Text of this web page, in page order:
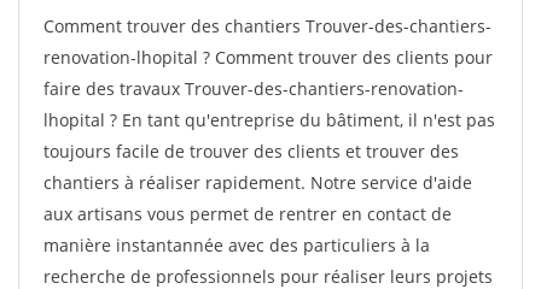
Comment trouver des chantiers Trouver-des-chantiers-
renovation-lhopital ? Comment trouver des clients pour
faire des travaux Trouver-des-chantiers-renovation-
lhopital ? En tant qu'entreprise du bâtiment, il n'est pas
toujours facile de trouver des clients et trouver des
chantiers à réaliser rapidement. Notre service d'aide
aux artisans vous permet de rentrer en contact de
manière instantannée avec des particuliers à la
recherche de professionnels pour réaliser leurs projets